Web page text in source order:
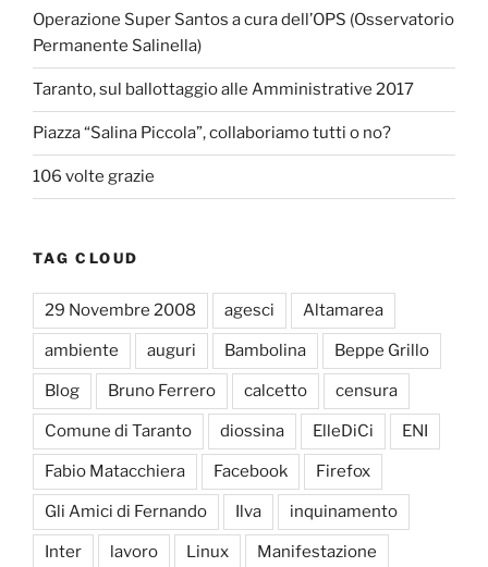
Operazione Super Santos a cura dell’OPS (Osservatorio
Permanente Salinella)
Taranto, sul ballottaggio alle Amministrative 2017
Piazza “Salina Piccola”, collaboriamo tutti o no?
106 volte grazie
TAG CLOUD
29 Novembre 2008 agesci Altamarea
ambiente auguri Bambolina Beppe Grillo
Blog Bruno Ferrero calcetto censura
Comune di Taranto diossina ElleDiCi ENI
Fabio Matacchiera Facebook Firefox
Gli Amici di Fernando Ilva inquinamento
Inter lavoro Linux Manifestazione